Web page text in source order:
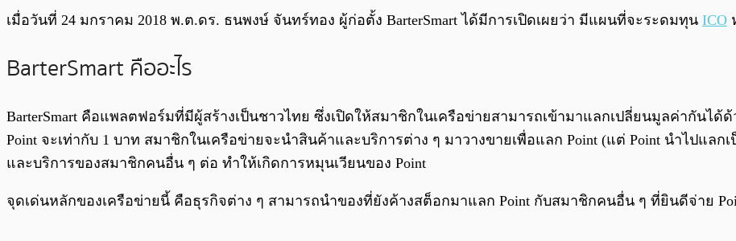
พร้อมเล่น
เมื่อวันที่ 24 มกราคม 2018 พ.ต.ดร. ธนพงษ์ จันทร์ทอง ผู้ก่อตั้ง BarterSmart ได้มีการเปิดเผยว่า มีแผนที่จะระดมทุน ICO
BarterSmart คืออะไร
BarterSmart คือแพลตฟอร์มที่มีผู้สร้างเป็นชาวไทย ซึ่งเปิดให้สมาชิกในเครือข่ายสามารถเข้ามาแลกเปลี่ยนมูลค่ากันได้
Point จะเท่ากับ 1 บาท สมาชิกในเครือข่ายจะนำสินค้าและบริการต่าง ๆ มาวางขายเพื่อแลก Point (แต่ Point นำไปแลก
และบริการของสมาชิกคนอื่น ๆ ต่อ ทำให้เกิดการหมุนเวียนของ Point
จุดเด่นหลักของเครือข่ายนี้ คือธุรกิจต่าง ๆ สามารถนำของที่ยังค้างสต็อกมาแลก Point กับสมาชิกคนอื่น ๆ ที่ยินดีจ่าย